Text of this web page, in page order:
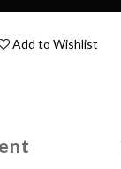
Add to Wishlist